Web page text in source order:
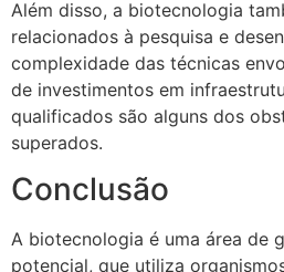
Além disso, a biotecnologia
relacionados à pesquisa e
complexidade das técnicas
de investimentos em
qualificados são alguns dos
superados.
Conclusão
A biotecnologia é uma área de
potencial, que utiliza